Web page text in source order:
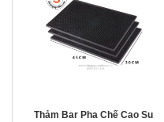
Thảm Bar Pha Chế Cao Su